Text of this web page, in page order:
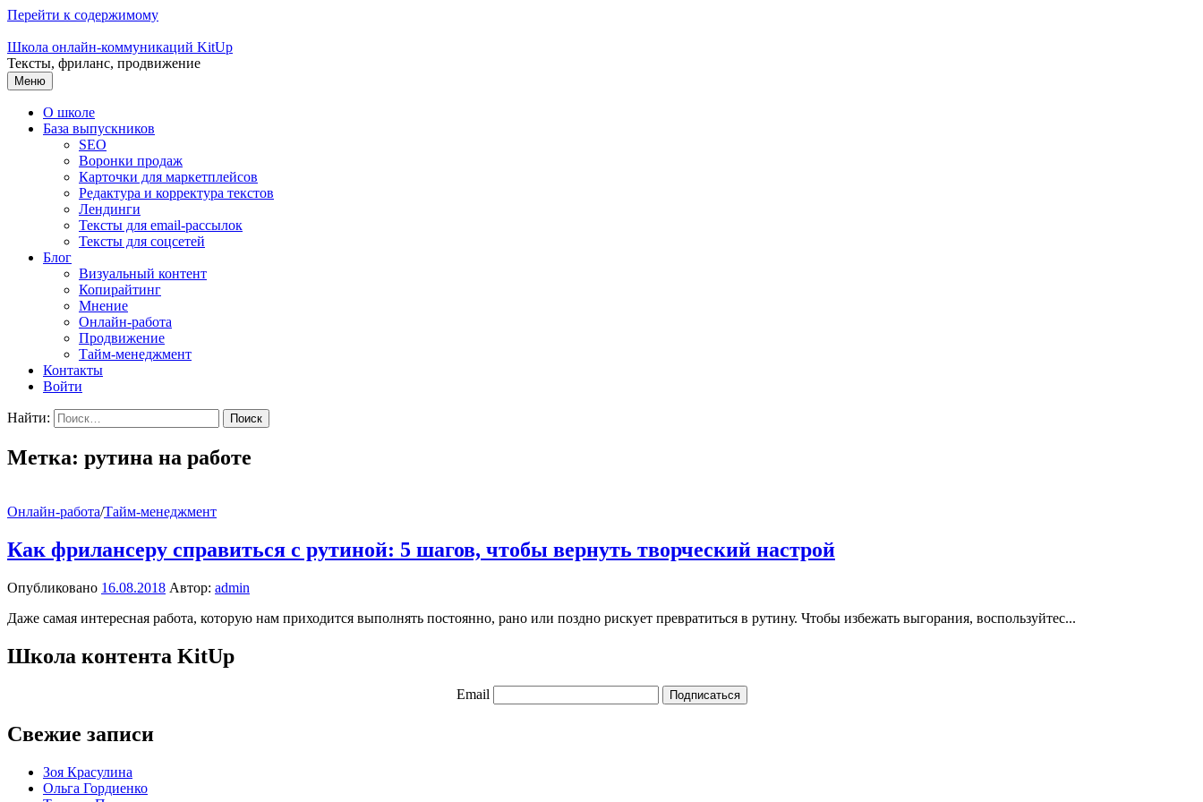
Перейти к содержимому
Школа онлайн-коммуникаций KitUp
Тексты, фриланс, продвижение
Меню
О школе
База выпускников
SEO
Воронки продаж
Карточки для маркетплейсов
Редактура и корректура текстов
Лендинги
Тексты для email-рассылок
Тексты для соцсетей
Блог
Визуальный контент
Копирайтинг
Мнение
Онлайн-работа
Продвижение
Тайм-менеджмент
Контакты
Войти
Найти:
Метка: рутина на работе
Онлайн-работа/Тайм-менеджмент
Как фрилансеру справиться с рутиной: 5 шагов, чтобы вернуть творческий настрой
Опубликовано 16.08.2018 Автор: admin
Даже самая интересная работа, которую нам приходится выполнять постоянно, рано или поздно рискует превратиться в рутину. Чтобы избежать выгорания, воспользуйтес...
Школа контента KitUp
Email Подписаться
Свежие записи
Зоя Красулина
Ольга Гордиенко